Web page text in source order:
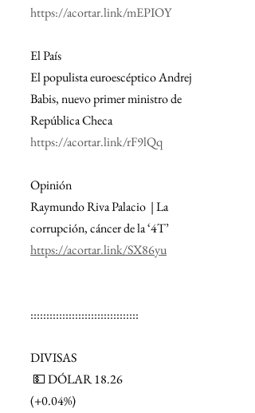
https://acortar.link/mEPIOY
El País
El populista euroescéptico Andrej
Babis, nuevo primer ministro de
República Checa
https://acortar.link/rF9lQq
Opinión
Raymundo Riva Palacio  | La
corrupción, cáncer de la ‘4T’
https://acortar.link/SX86yu
::::::::::::::::::::::::::::::::::
DIVISAS
💵 DÓLAR 18.26
(+0.04%)